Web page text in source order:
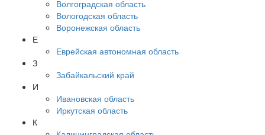
Волгоградская область
Вологодская область
Воронежская область
Е
Еврейская автономная область
З
Забайкальский край
И
Ивановская область
Иркутская область
К